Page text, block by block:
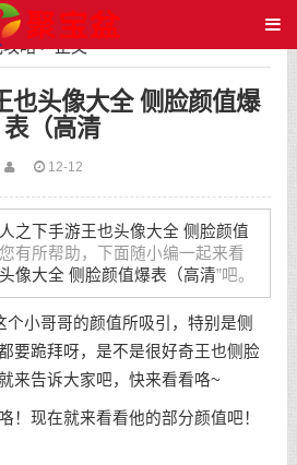
略> 正文
也头像大全 侧脸颜值爆
表（高清
12-12
之下手游王也头像大全 侧脸颜值
有所帮助，下面随小编一起来看
像大全 侧脸颜值爆表（高清”吧。
个小哥哥的颜值所吸引，特别是侧
要跪拜呀，是不是很好奇王也侧脸
来告诉大家吧，快来看看咯~
！现在就来看看他的部分颜值吧！